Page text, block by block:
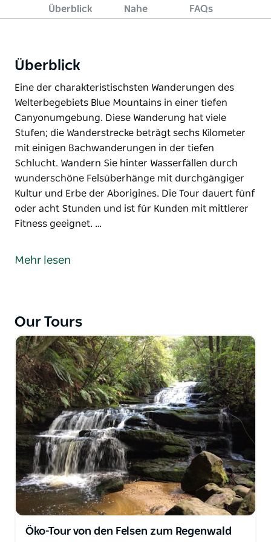
Überblick
Nahe FAQs
Überblick
Eine der charakteristischsten Wanderungen des
Welterbegebiets Blue Mountains in einer tiefen
Canyonumgebung. Diese Wanderung hat viele
Stufen; die Wanderstrecke beträgt sechs Kilometer
mit einigen Bachwanderungen in der tiefen
Schlucht. Wandern Sie hinter Wasserfällen durch
wunderschöne Felsüberhänge mit durchgängiger
Kultur und Erbe der Aborigines. Die Tour dauert fünf
oder acht Stunden und ist für Kunden mit mittlerer
Fitness geeignet. …
Welterbegebiets Blue Mountains in einer tiefen
Schlucht.
Wandern Sie hinter Wasserfällen durch
wunderschöne Felsüberhänge mit durchgängiger
Kultur und Erbe der Aborigines. Die Tour dauert fünf
oder acht Stunden und ist für Kunden mit mittlerer
Fitness geeignet.
Diese Wanderung ist maßgeschneidert und kann an
Ihre Gesamtbedürfnisse und eine exklusive Tour
angepasst werden. Sie kann verlängert werden, um
eine ganztägige Wanderung am Rand der Grose-
Wildnis mit einem Gourmet-Mittagessen in der
Wildnis zu umfassen. Diese Wanderung kann als
kurze Nachtaktivität angeboten werden, um die
Tierwelt, Astronomie und
Glühwürmchenbeobachtung optimal zu nutzen.
Mehr lesen
Our Tours
Öko-Tour von den Felsen zum Regenwald